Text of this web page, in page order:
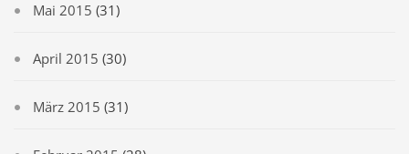
Mai 2015 (31)
April 2015 (30)
März 2015 (31)